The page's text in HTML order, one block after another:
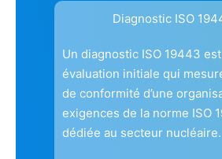
Diagnostic ISO
Un diagnostic ISO 19443
évaluation initiale qui
de conformité d’une
exigences de la norme ISO
dédiée au secteur nucléaire.